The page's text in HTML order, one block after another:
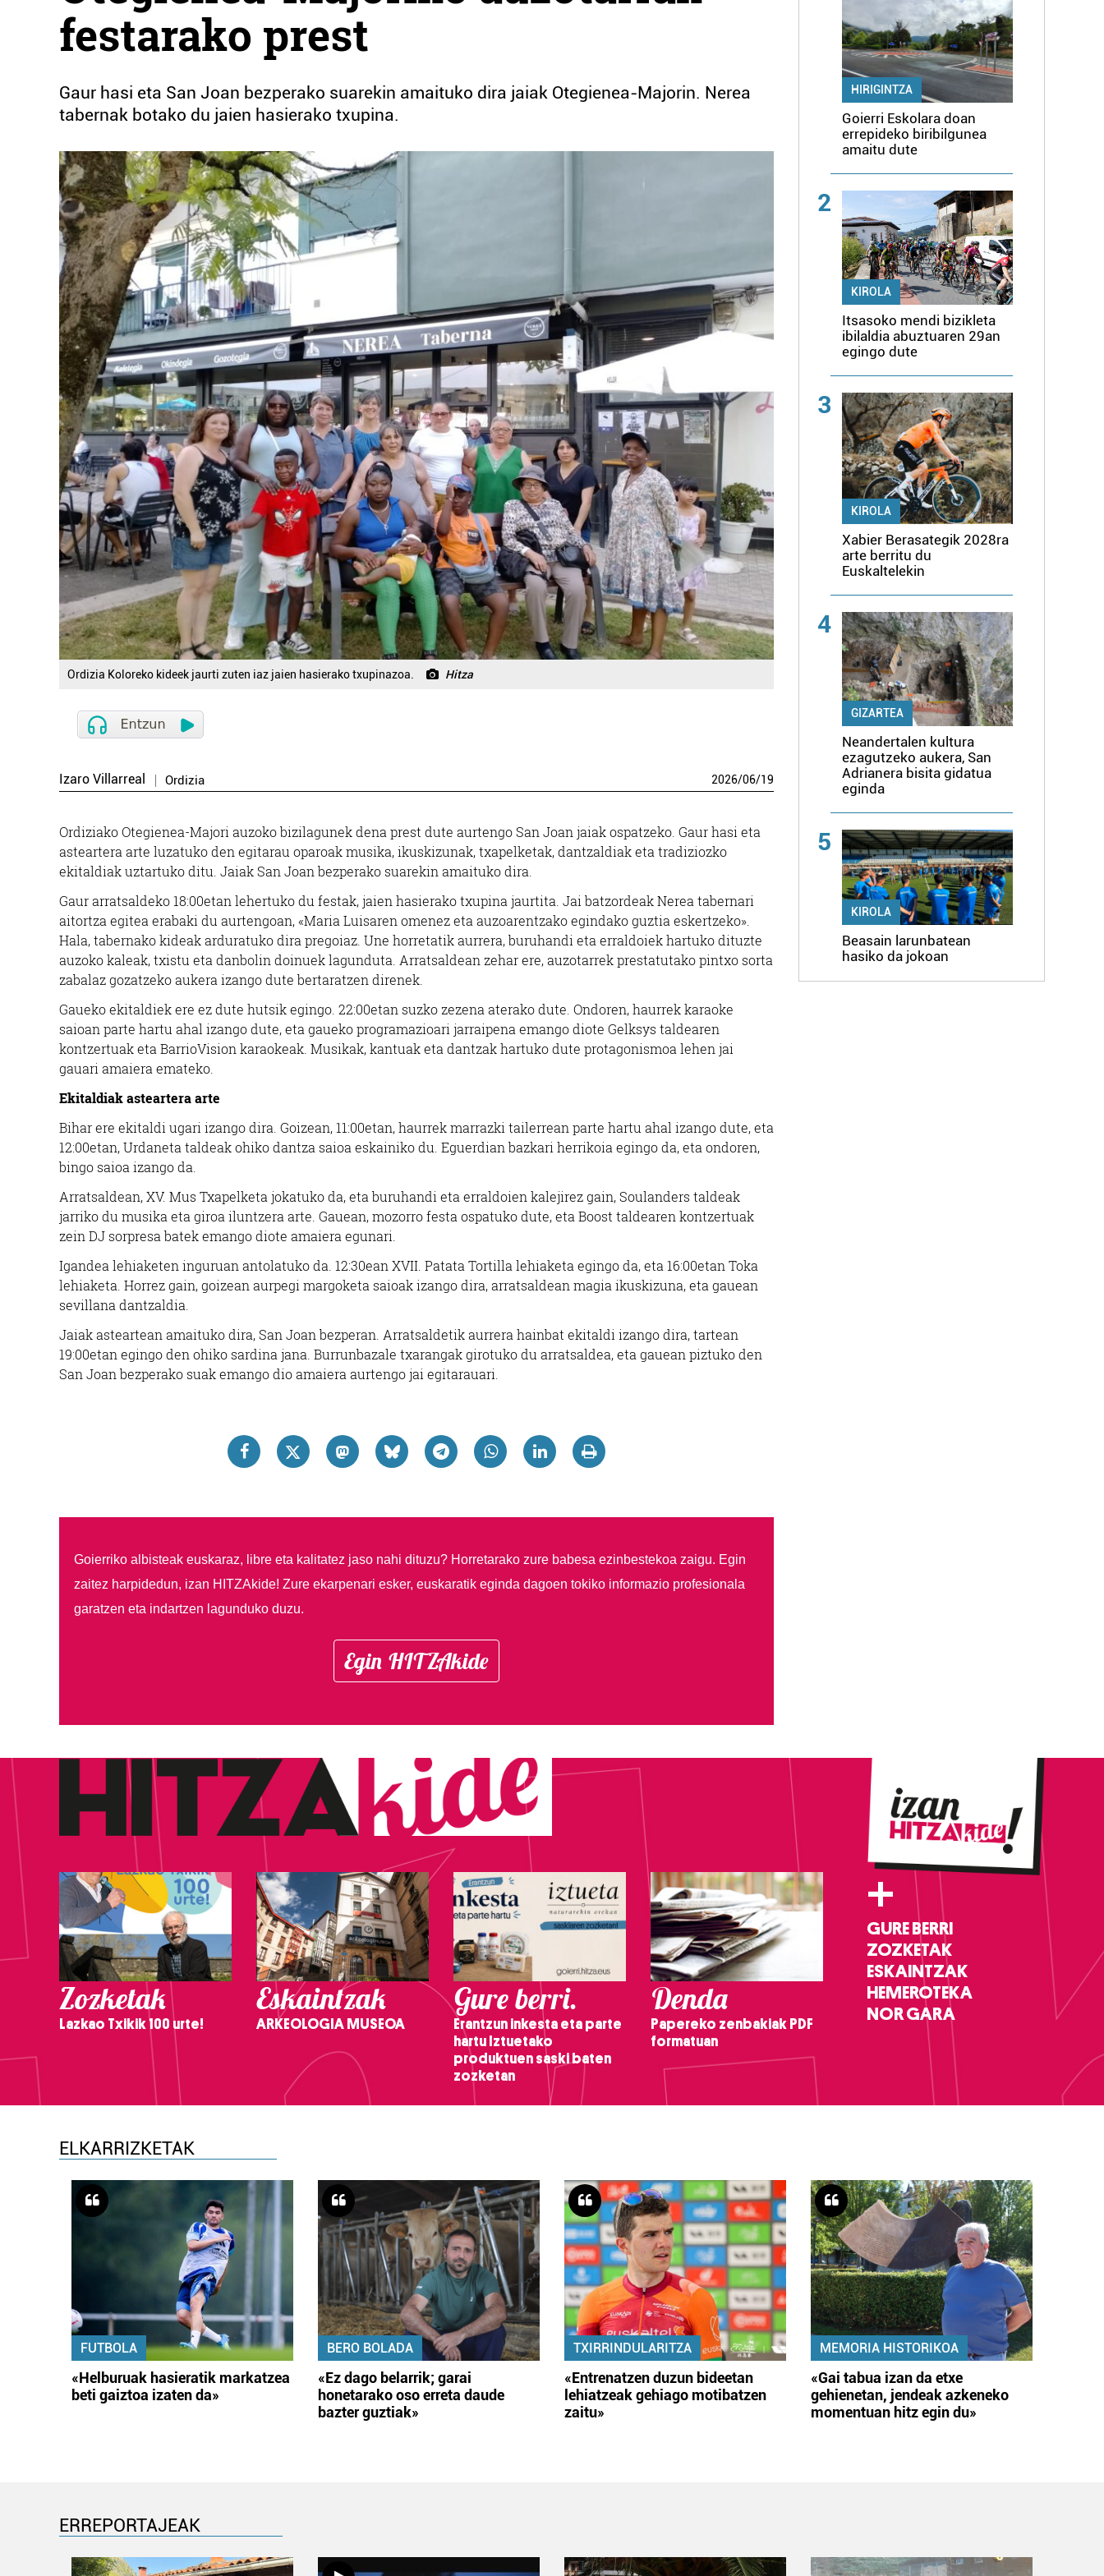
festarako prest
Gaur hasi eta San Joan bezperako suarekin amaituko dira jaiak Otegienea-Majorin. Nerea
tabernak botako du jaien hasierako txupina.
Ordizia Koloreko kideek jaurti zuten iaz jaien hasierako txupinazoa. Hitza
Izaro Villarreal Ordizia 2026/06/19
Ordiziako Otegienea-Majori auzoko bizilagunek dena prest dute aurtengo San Joan jaiak ospatzeko. Gaur hasi eta
asteartera arte luzatuko den egitarau oparoak musika, ikuskizunak, txapelketak, dantzaldiak eta tradiziozko
ekitaldiak uztartuko ditu. Jaiak San Joan bezperako suarekin amaituko dira.
Gaur arratsaldeko 18:00etan lehertuko du festak, jaien hasierako txupina jaurtita. Jai batzordeak Nerea tabernari
aitortza egitea erabaki du aurtengoan, «Maria Luisaren omenez eta auzoarentzako egindako guztia eskertzeko».
Hala, tabernako kideak arduratuko dira pregoiaz. Une horretatik aurrera, buruhandi eta erraldoiek hartuko dituzte
auzoko kaleak, txistu eta danbolin doinuek lagunduta. Arratsaldean zehar ere, auzotarrek prestatutako pintxo sorta
zabalaz gozatzeko aukera izango dute bertaratzen direnek.
Gaueko ekitaldiek ere ez dute hutsik egingo. 22:00etan suzko zezena aterako dute. Ondoren, haurrek karaoke
saioan parte hartu ahal izango dute, eta gaueko programazioari jarraipena emango diote Gelksys taldearen
kontzertuak eta BarrioVision karaokeak. Musikak, kantuak eta dantzak hartuko dute protagonismoa lehen jai
gauari amaiera emateko.
Ekitaldiak asteartera arte
Bihar ere ekitaldi ugari izango dira. Goizean, 11:00etan, haurrek marrazki tailerrean parte hartu ahal izango dute, eta
12:00etan, Urdaneta taldeak ohiko dantza saioa eskainiko du. Eguerdian bazkari herrikoia egingo da, eta ondoren,
bingo saioa izango da.
Arratsaldean, XV. Mus Txapelketa jokatuko da, eta buruhandi eta erraldoien kalejirez gain, Soulanders taldeak
jarriko du musika eta giroa iluntzera arte. Gauean, mozorro festa ospatuko dute, eta Boost taldearen kontzertuak
zein DJ sorpresa batek emango diote amaiera egunari.
Igandea lehiaketen inguruan antolatuko da. 12:30ean XVII. Patata Tortilla lehiaketa egingo da, eta 16:00etan Toka
lehiaketa. Horrez gain, goizean aurpegi margoketa saioak izango dira, arratsaldean magia ikuskizuna, eta gauean
sevillana dantzaldia.
Jaiak asteartean amaituko dira, San Joan bezperan. Arratsaldetik aurrera hainbat ekitaldi izango dira, tartean
19:00etan egingo den ohiko sardina jana. Burrunbazale txarangak girotuko du arratsaldea, eta gauean piztuko den
San Joan bezperako suak emango dio amaiera aurtengo jai egitarauari.
Goierriko albisteak euskaraz, libre eta kalitatez jaso nahi dituzu? Horretarako zure babesa ezinbestekoa zaigu. Egin
zaitez harpidedun, izan HITZAkide! Zure ekarpenari esker, euskaratik eginda dagoen tokiko informazio profesionala
garatzen eta indartzen lagunduko duzu.
Egin HITZAkide
HIRIGINTZA
Goierri Eskolara doan
errepideko biribilgunea
amaitu dute
2
KIROLA
Itsasoko mendi bizikleta
ibilaldia abuztuaren 29an
egingo dute
3
KIROLA
Xabier Berasategik 2028ra
arte berritu du
Euskaltelekin
4
GIZARTEA
Neandertalen kultura
ezagutzeko aukera, San
Adrianera bisita gidatua
eginda
5
KIROLA
Beasain larunbatean
hasiko da jokoan
Zozketak
Lazkao Txikik 100 urte!
Eskaintzak
ARKEOLOGIA MUSEOA
Gure berri.
Erantzun inkesta eta parte
hartu Iztuetako
produktuen saski baten
zozketan
Denda
Papereko zenbakiak PDF
formatuan
+
GURE BERRI
ZOZKETAK
ESKAINTZAK
HEMEROTEKA
NOR GARA
ELKARRIZKETAK
FUTBOLA
«Helburuak hasieratik markatzea
beti gaiztoa izaten da»
BERO BOLADA
«Ez dago belarrik; garai
honetarako oso erreta daude
bazter guztiak»
TXIRRINDULARITZA
«Entrenatzen duzun bideetan
lehiatzeak gehiago motibatzen
zaitu»
MEMORIA HISTORIKOA
«Gai tabua izan da etxe
gehienetan, jendeak azkeneko
momentuan hitz egin du»
ERREPORTAJEAK